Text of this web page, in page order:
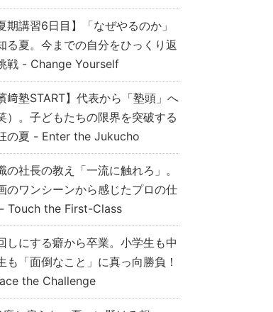
期講習6日目】「なぜやるのか」
る夏。今までの自分をひっくり返
戦 - Change Yourself
﨑塾START】代表から「塾頭」へ
）。子どもたちの限界を突破する
の夏 - Enter the Jukucho
の社長の教え「一流に触れろ」。
のワンシーンから感じたプロの仕
Touch the First-Class
しにする癖から卒業。小学生も中
も「面倒なこと」に真っ向勝負！
the Challenge